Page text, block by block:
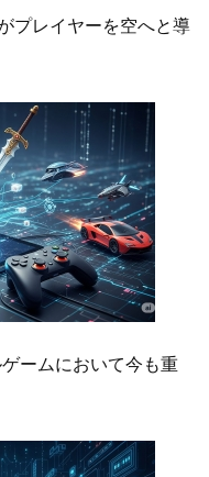
プレイヤーを空へと導
ームにおいて今も重